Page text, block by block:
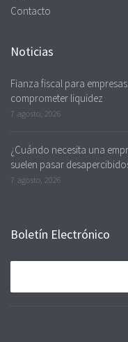
Contacto
Noticias
Fianza fiscal para
comprometer liquidez
7 agosto, 2026
¿Cuándo necesita una
suelen pasar
7 agosto, 2026
Boletín Electrónico